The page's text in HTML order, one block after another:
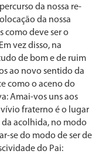
da nossa re­
da nossa
como deve ser o
vez disso, na
de bom e de ruim
ao novo sentido da
como o aceno do
Amai-vos uns aos
fraterno é o lugar
aco­lhida, no modo
se do modo de ser de
do Pai: